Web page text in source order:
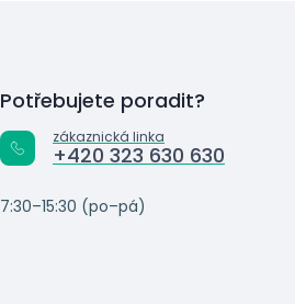
Potřebujete poradit?
zákaznická linka
+420 323 630 630
7:30–15:30 (po–pá)